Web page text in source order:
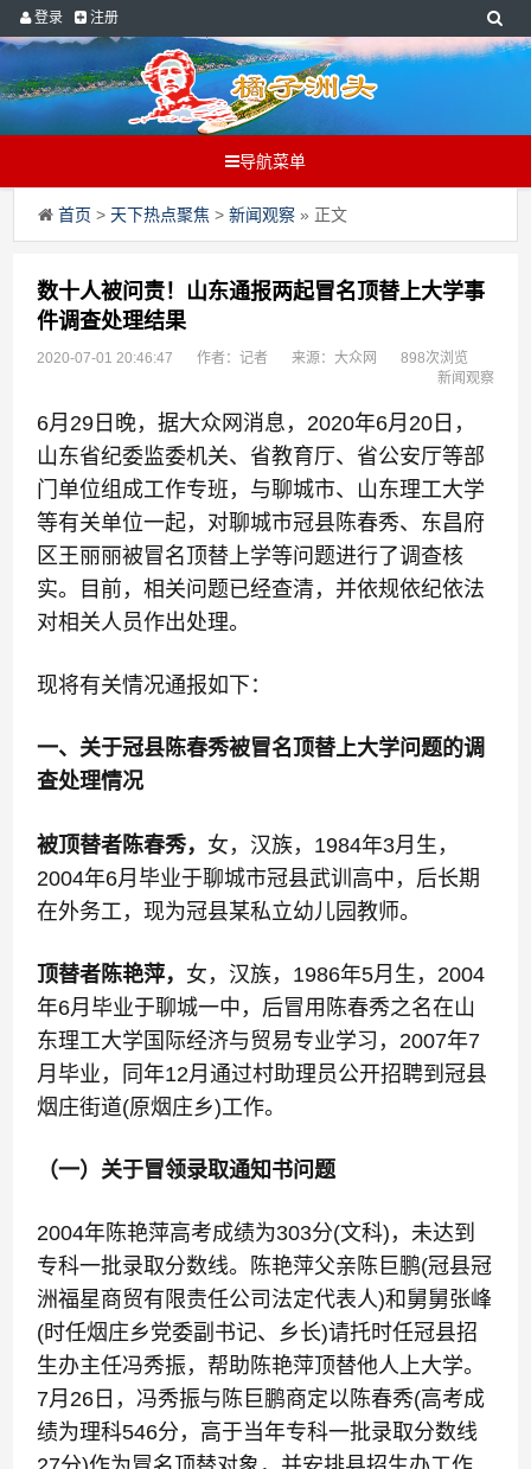
登录 注册
导航菜单
首页 > 天下热点聚焦 >新闻观察 » 正文
数十人被问责！山东通报两起冒名顶替上大学事
件调查处理结果
2020-07-01 20:46:47 作者：记者 来源：大众网
898次浏览
新闻观察
6月29日晚，据大众网消息，2020年6月20日，
山东省纪委监委机关、省教育厅、省公安厅等部
门单位组成工作专班，与聊城市、山东理工大学
等有关单位一起，对聊城市冠县陈春秀、东昌府
区王丽丽被冒名顶替上学等问题进行了调查核
实。
目前，相关问题已经查清，并依规依纪依法
对相关人员作出处理。
现将有关情况通报如下：
一、关于冠县陈春秀被冒名顶替上大学问题的调
查处理情况
被顶替者陈春秀， 女，汉族，1984年3月生，
2004年6月毕业于聊城市冠县武训高中，后长期
在外务工，现为冠县某私立幼儿园教师。
顶替者陈艳萍， 女，汉族，1986年5月生，2004
年6月毕业于聊城一中，后冒用陈春秀之名在山
东理工大学国际经济与贸易专业学习，2007年7
月毕业，同年12月通过村助理员公开招聘到冠县
烟庄街道(原烟庄乡)工作。
（一）关于冒领录取通知书问题
2004年陈艳萍高考成绩为303分(文科)，未达到
专科一批录取分数线。陈艳萍父亲陈巨鹏(冠县冠
洲福星商贸有限责任公司法定代表人)和舅舅张峰
(时任烟庄乡党委副书记、乡长)请托时任冠县招
生办主任冯秀振，帮助陈艳萍顶替他人上大学。
7月26日，冯秀振与陈巨鹏商定以陈春秀(高考成
绩为理科546分，高于当年专科一批录取分数线